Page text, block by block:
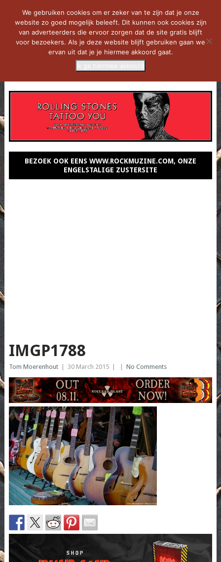
BEZOEK OOK EENS WWW.ROCKMUZINE.COM, ONZE
ENGELSTALIGE ZUSTERSITE
IMGP1788
Tom Moerenhout 30 March 2015 No Comments
We gebruiken cookies om er zeker van te zijn dat je onze
website zo goed mogelijk beleeft. Dit kunnen ook cookies zijn
van adverteerders die ervoor zorgen dat de site gratis blijft
voor bezoekers. Als je deze website blijft gebruiken gaan we
ervan uit dat je je hiermee akkoord gaat.
Ik ga hiermee akkoord